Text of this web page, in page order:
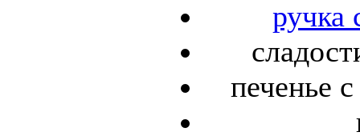
ручка
печенье